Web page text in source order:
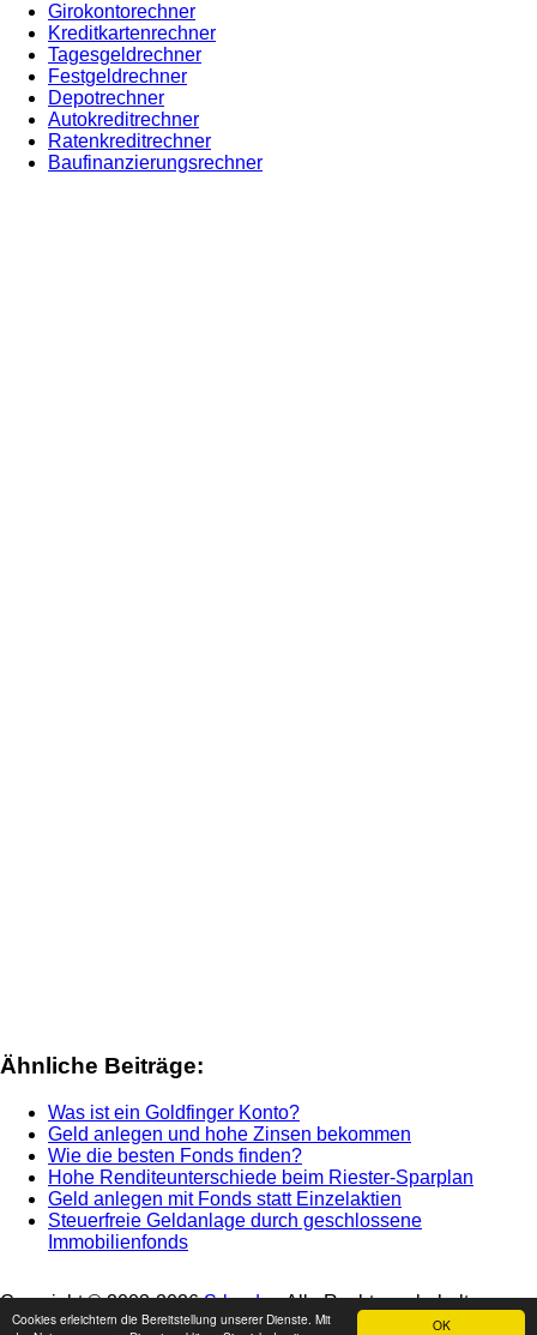
OK
Cookies erleichtern die Bereitstellung unserer Dienste. Mit
Girokontorechner
Kreditkartenrechner
Tagesgeldrechner
Festgeldrechner
Depotrechner
Autokreditrechner
Ratenkreditrechner
Baufinanzierungsrechner
Ähnliche Beiträge:
Was ist ein Goldfinger Konto?
Geld anlegen und hohe Zinsen bekommen
Wie die besten Fonds finden?
Hohe Renditeunterschiede beim Riester-Sparplan
Geld anlegen mit Fonds statt Einzelaktien
Steuerfreie Geldanlage durch geschlossene
Immobilienfonds
Copyright © 2003-2026Srbg.de- Alle Rechte vorbehalten -
Impressum-Nutzungshinweis-Datenschutz